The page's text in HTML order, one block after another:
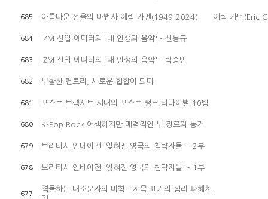
685 아름다운 선율의 마법사 에릭 카멘(1949-2024) 에릭 카멘(Eric
684 IZM 신입 에디터의 '내 인생의 음악' - 신동규
683 IZM 신입 에디터의 '내 인생의 음악' - 박승민
682 부활한 컨트리, 새로운 힙합이 되다
681 포스트 브렉시트 시대의 포스트 펑크 리바이벌 10팀
680 K-Pop Rock 어색하지만 매력적인 두 장르의 동거
679 브리티시 인베이전 '잊혀진 영국의 침략자들' - 2부
678 브리티시 인베이전 '잊혀진 영국의 침략자들' - 1부
677
격돌하는 대소문자의 미학 - 제목 표기의 심리 파헤치